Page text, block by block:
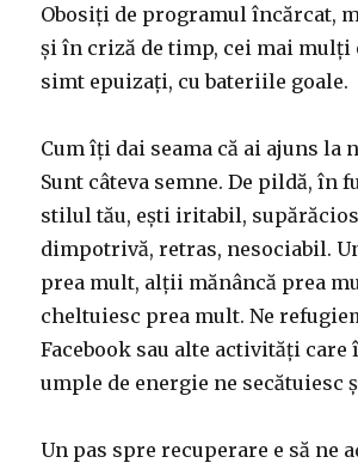
Obosiți de programul încărcat,
și în criză de timp, cei mai mulți
simt epuizați, cu bateriile goale.
Cum îți dai seama că ai ajuns la
Sunt câteva semne. De pildă, în
stilul tău, ești iritabil,
dimpotrivă, retras, nesociabil.
prea mult, alții mănâncă prea
cheltuiesc prea mult. Ne
Facebook sau alte activități care
umple de energie ne secătuiesc
Un pas spre recuperare e să ne